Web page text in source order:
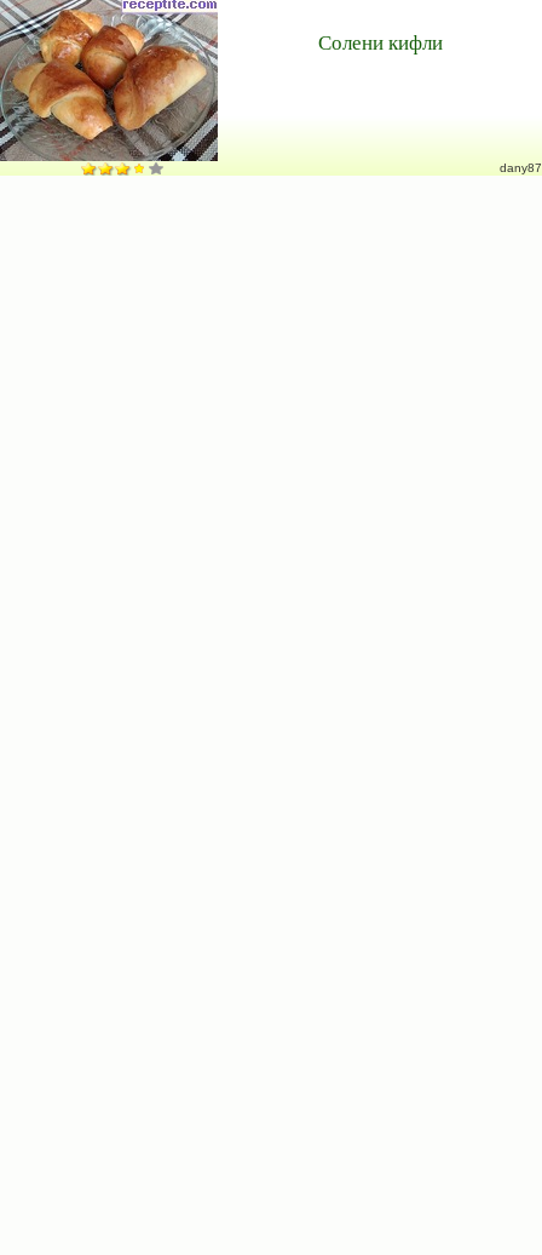
Солени кифли
dany87